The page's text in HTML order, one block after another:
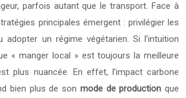
parfois autant que le transport. Face à
principales émergent : privilégier les
adopter un régime végétarien. Si l’intuition
« manger local » est toujours la meilleure
plus nuancée. En effet, l’impact carbone
bien plus de son mode de production que